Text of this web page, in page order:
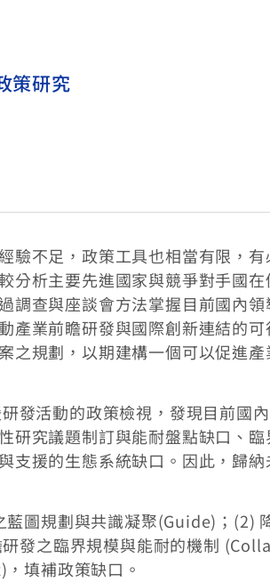
策研究
驗不足，政策工具也相當有限，
分析主要先進國家與競爭對手國
調查與座談會方法掌握目前國內
產業前瞻研發與國際創新連結的
之規劃，以期建構一個可以促進
發活動的政策檢視，發現目前國
研究議題制訂與能耐盤點缺口、
支援的生態系統缺口。因此，歸
圖規劃與共識凝聚(Guide)；(2)
發之臨界規模與能耐的機制
填補政策缺口。